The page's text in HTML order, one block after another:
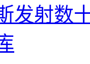
发射数